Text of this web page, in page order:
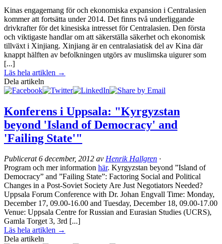
Kinas engagemang för och ekonomiska expansion i Centralasien
kommer att fortsätta under 2014. Det finns två underliggande
drivkrafter för det kinesiska intresset för Centralasien. Den första
och viktigaste handlar om att säkerställa säkerhet och ekonomisk
tillväxt i Xinjiang. Xinjiang är en centralasiatisk del av Kina där
knappt hälften av befolkningen utgörs av muslimska uigurer som
[...]
Läs hela artiklen →
Dela artikeln
Konferens i Uppsala: "Kyrgyzstan
beyond 'Island of Democracy' and
'Failing State'"
Publicerat6 december, 2012 av Henrik Hallgren ·
Program och mer information här. Kyrgyzstan beyond ”Island of
Democracy” and ”Failing State”: Factoring Social and Political
Changes in a Post-Soviet Society Are Just Negotiators Needed?
Uppsala Forum Conference with Dr. Johan Engvall Time: Monday,
December 17, 09.00-16.00 and Tuesday, December 18, 09.00-17.00
Venue: Uppsala Centre for Russian and Eurasian Studies (UCRS),
Gamla Torget 3, 3rd [...]
Läs hela artiklen →
Dela artikeln